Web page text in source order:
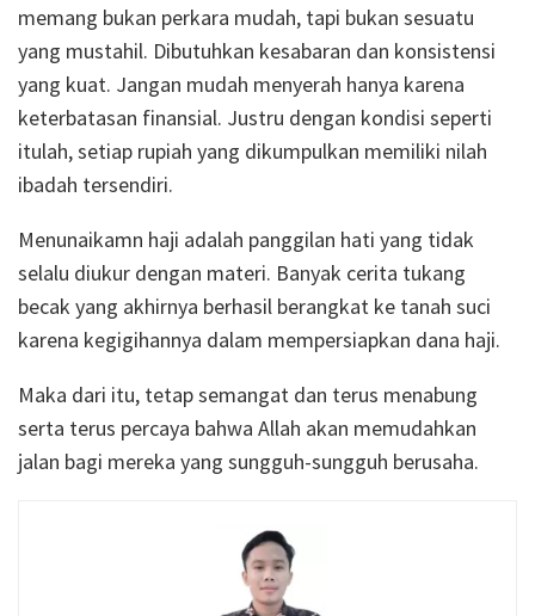
memang bukan perkara mudah, tapi bukan sesuatu
yang mustahil. Dibutuhkan kesabaran dan konsistensi
yang kuat. Jangan mudah menyerah hanya karena
keterbatasan finansial. Justru dengan kondisi seperti
itulah, setiap rupiah yang dikumpulkan memiliki nilah
ibadah tersendiri.
Menunaikamn haji adalah panggilan hati yang tidak
selalu diukur dengan materi. Banyak cerita tukang
becak yang akhirnya berhasil berangkat ke tanah suci
karena kegigihannya dalam mempersiapkan dana haji.
Maka dari itu, tetap semangat dan terus menabung
serta terus percaya bahwa Allah akan memudahkan
jalan bagi mereka yang sungguh-sungguh berusaha.